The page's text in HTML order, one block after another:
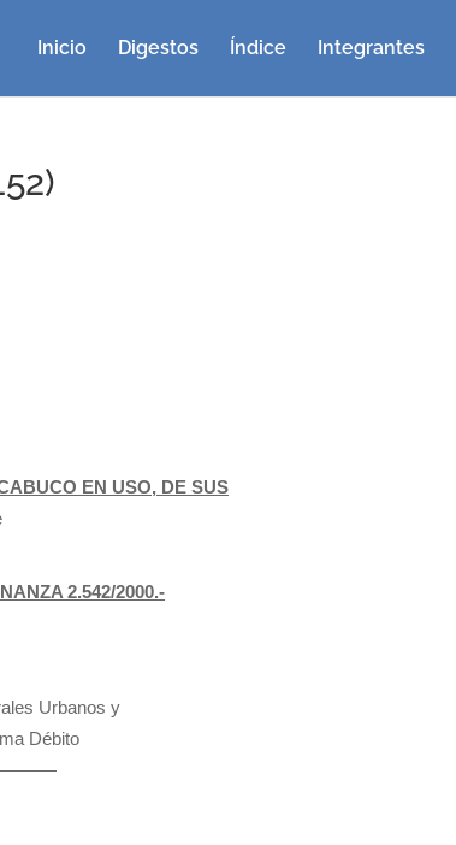
Inicio Digestos Índice Integrantes
EN USO, DE SUS
2.542/2000.-
Urbanos y
Débito